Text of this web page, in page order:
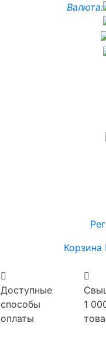
Валюта:
Корзина
Доступные
способы
оплаты
1